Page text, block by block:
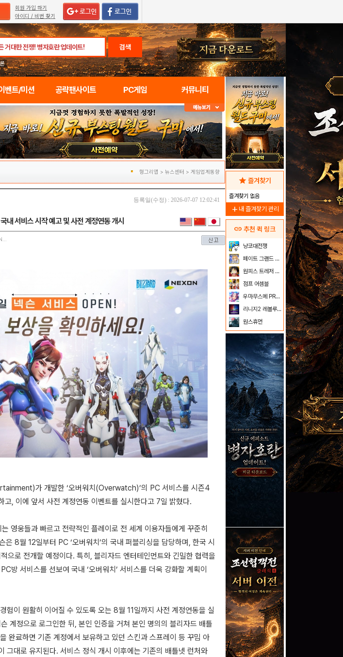
회원 가입 하기
아이디 / 비번 찾기
검색
벤트/미션 공략팬사이트 PC게임 커뮤니티
헝그리앱 > 뉴스센터 > 게임업계동향
등록일(수정) : 2026-07-07 12:02:41
내 서비스 시작 예고 및 사전 계정연동 개시
가 개발한 ‘오버워치(Overwatch)’의 PC 서비스를 시즌4
, 이에 앞서 사전 계정연동 이벤트를 실시한다고 7일 밝혔다.
영웅들과 빠르고 전략적인 플레이로 전 세계 이용자들에게 꾸준히
8월 12일부터 PC ‘오버워치’의 국내 퍼블리싱을 담당하며, 한국 시
으로 전개할 예정이다. 특히, 블리자드 엔터테인먼트와 긴밀한 협력을
방 서비스를 선보여 국내 ‘오버워치’ 서비스를 더욱 강화할 계획이
험이 원활히 이어질 수 있도록 오는 8월 11일까지 사전 계정연동을 실
계정으로 로그인한 뒤, 본인 인증을 거쳐 본인 명의의 블리자드 배틀
완료하면 기존 계정에서 보유하고 있던 스킨과 스프레이 등 꾸밈 아
그대로 유지된다. 서비스 정식 개시 이후에는 기존의 배틀넷 런처와
star 즐겨찾기
즐겨찾기 없음
add 내 즐겨찾기 관리
link 추천 퀵 링크
냥코대전쟁
페이트 그랜드 오더
원피스 트레저 크루즈
점프 어셈블
우마무스메 PRETTY DERBY
리니지2 레볼루션
원스휴먼